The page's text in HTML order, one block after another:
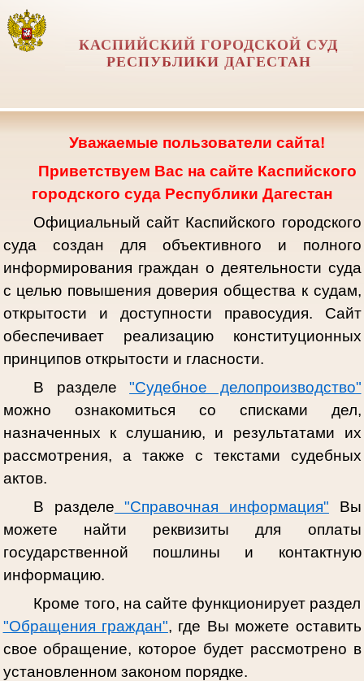
КАСПИЙСКИЙ ГОРОДСКОЙ СУД
РЕСПУБЛИКИ ДАГЕСТАН
Уважаемые пользователи сайта!
Приветствуем Вас на сайте Каспийского
городского суда Республики Дагестан
Официальный сайт Каспийского городского
суда создан для объективного и полного
информирования граждан о деятельности суда
с целью повышения доверия общества к судам,
открытости и доступности правосудия. Сайт
обеспечивает реализацию конституционных
принципов открытости и гласности.
В разделе"Судебное делопроизводство"
можно ознакомиться со списками дел,
назначенных к слушанию, и результатами их
рассмотрения, а также с текстами судебных
актов.
В разделе "Справочная информация" Вы
можете найти реквизиты для оплаты
государственной пошлины и контактную
информацию.
Кроме того, на сайте функционирует раздел
"Обращения граждан", где Вы можете оставить
свое обращение, которое будет рассмотрено в
установленном законом порядке.